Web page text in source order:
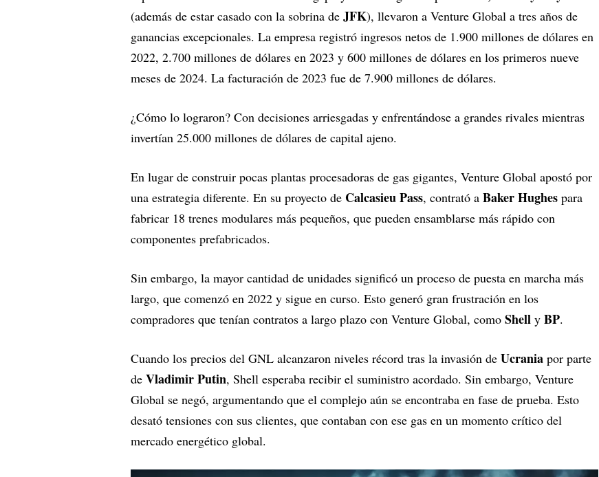
(además de estar casado con la sobrina de JFK), llevaron a Venture Global a tres años de
ganancias excepcionales. La empresa registró ingresos netos de 1.900 millones de dólares en
2022, 2.700 millones de dólares en 2023 y 600 millones de dólares en los primeros nueve
meses de 2024. La facturación de 2023 fue de 7.900 millones de dólares.
¿Cómo lo lograron? Con decisiones arriesgadas y enfrentándose a grandes rivales mientras
invertían 25.000 millones de dólares de capital ajeno.
En lugar de construir pocas plantas procesadoras de gas gigantes, Venture Global apostó por
una estrategia diferente. En su proyecto de Calcasieu Pass, contrató a Baker Hughes para
fabricar 18 trenes modulares más pequeños, que pueden ensamblarse más rápido con
componentes prefabricados.
Sin embargo, la mayor cantidad de unidades significó un proceso de puesta en marcha más
largo, que comenzó en 2022 y sigue en curso. Esto generó gran frustración en los
compradores que tenían contratos a largo plazo con Venture Global, como Shell y BP.
Cuando los precios del GNL alcanzaron niveles récord tras la invasión de Ucrania por parte
de Vladimir Putin, Shell esperaba recibir el suministro acordado. Sin embargo, Venture
Global se negó, argumentando que el complejo aún se encontraba en fase de prueba. Esto
desató tensiones con sus clientes, que contaban con ese gas en un momento crítico del
mercado energético global.